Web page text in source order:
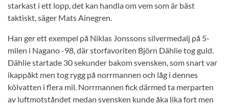
starkast i ett lopp, det kan handla om vem som är bäst
taktiskt, säger Mats Ainegren.
Han ger ett exempel på Niklas Jonssons silvermedalj på 5-
milen i Nagano -98, där storfavoriten Björn Dählie tog guld.
Dählie startade 30 sekunder bakom svensken, som snart var
ikappåkt men tog rygg på norrmannen och låg i dennes
kölvatten i flera mil. Norrmannen fick därmed ta merparten
av luftmotståndet medan svensken kunde åka lika fort men